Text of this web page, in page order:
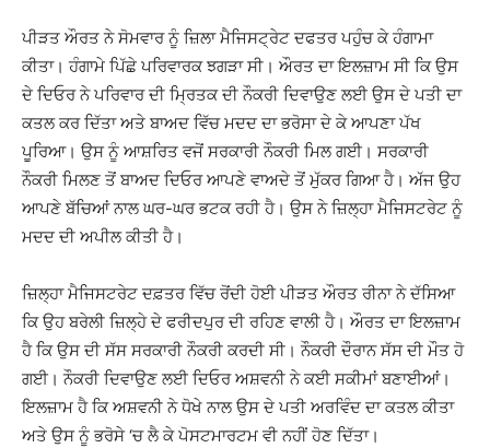
ਪੀੜਤ ਔਰਤ ਨੇ ਸੋਮਵਾਰ ਨੂੰ ਜ਼ਿਲਾ ਮੈਜਿਸਟ੍ਰੇਟ ਦਫਤਰ ਪਹੁੰਚ ਕੇ ਹੰਗਾਮਾ
ਕੀਤਾ। ਹੰਗਾਮੇ ਪਿੱਛੇ ਪਰਿਵਾਰਕ ਝਗੜਾ ਸੀ। ਔਰਤ ਦਾ ਇਲਜ਼ਾਮ ਸੀ ਕਿ ਉਸ
ਦੇ ਦਿਓਰ ਨੇ ਪਰਿਵਾਰ ਦੀ ਮ੍ਰਿਤਕ ਦੀ ਨੌਕਰੀ ਦਿਵਾਉਣ ਲਈ ਉਸ ਦੇ ਪਤੀ ਦਾ
ਕਤਲ ਕਰ ਦਿੱਤਾ ਅਤੇ ਬਾਅਦ ਵਿੱਚ ਮਦਦ ਦਾ ਭਰੋਸਾ ਦੇ ਕੇ ਆਪਣਾ ਪੱਖ
ਪੂਰਿਆ। ਉਸ ਨੂੰ ਆਸ਼ਰਿਤ ਵਜੋਂ ਸਰਕਾਰੀ ਨੌਕਰੀ ਮਿਲ ਗਈ। ਸਰਕਾਰੀ
ਨੌਕਰੀ ਮਿਲਣ ਤੋਂ ਬਾਅਦ ਦਿਓਰ ਆਪਣੇ ਵਾਅਦੇ ਤੋਂ ਮੁੱਕਰ ਗਿਆ ਹੈ। ਅੱਜ ਉਹ
ਆਪਣੇ ਬੱਚਿਆਂ ਨਾਲ ਘਰ-ਘਰ ਭਟਕ ਰਹੀ ਹੈ। ਉਸ ਨੇ ਜ਼ਿਲ੍ਹਾ ਮੈਜਿਸਟਰੇਟ ਨੂੰ
ਮਦਦ ਦੀ ਅਪੀਲ ਕੀਤੀ ਹੈ।
ਜ਼ਿਲ੍ਹਾ ਮੈਜਿਸਟਰੇਟ ਦਫ਼ਤਰ ਵਿੱਚ ਰੋਂਦੀ ਹੋਈ ਪੀੜਤ ਔਰਤ ਰੀਨਾ ਨੇ ਦੱਸਿਆ
ਕਿ ਉਹ ਬਰੇਲੀ ਜ਼ਿਲ੍ਹੇ ਦੇ ਫਰੀਦਪੁਰ ਦੀ ਰਹਿਣ ਵਾਲੀ ਹੈ। ਔਰਤ ਦਾ ਇਲਜ਼ਾਮ
ਹੈ ਕਿ ਉਸ ਦੀ ਸੱਸ ਸਰਕਾਰੀ ਨੌਕਰੀ ਕਰਦੀ ਸੀ। ਨੌਕਰੀ ਦੌਰਾਨ ਸੱਸ ਦੀ ਮੌਤ ਹੋ
ਗਈ। ਨੌਕਰੀ ਦਿਵਾਉਣ ਲਈ ਦਿਓਰ ਅਸ਼ਵਨੀ ਨੇ ਕਈ ਸਕੀਮਾਂ ਬਣਾਈਆਂ।
ਇਲਜ਼ਾਮ ਹੈ ਕਿ ਅਸ਼ਵਨੀ ਨੇ ਧੋਖੇ ਨਾਲ ਉਸ ਦੇ ਪਤੀ ਅਰਵਿੰਦ ਦਾ ਕਤਲ ਕੀਤਾ
ਅਤੇ ਉਸ ਨੂੰ ਭਰੋਸੇ ‘ਚ ਲੈ ਕੇ ਪੋਸਟਮਾਰਟਮ ਵੀ ਨਹੀਂ ਹੋਣ ਦਿੱਤਾ।